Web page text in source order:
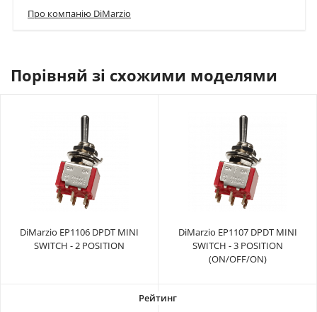
Про компанію DiMarzio
Порівняй зі схожими моделями
DiMarzio EP1106 DPDT MINI
SWITCH - 2 POSITION
DiMarzio EP1107 DPDT MINI
SWITCH - 3 POSITION
(ON/OFF/ON)